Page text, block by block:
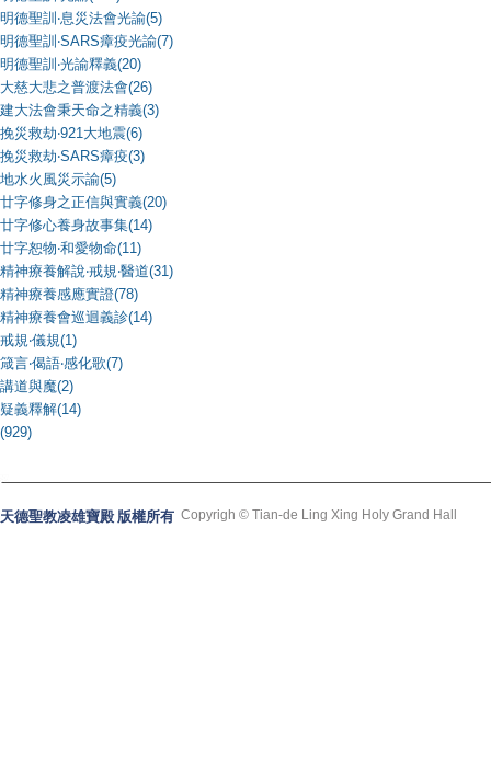
明德聖訓‧息災法會光諭(5)
明德聖訓‧SARS瘴疫光諭(7)
明德聖訓‧光諭釋義(20)
大慈大悲之普渡法會(26)
建大法會秉天命之精義(3)
挽災救劫‧921大地震(6)
挽災救劫‧SARS瘴疫(3)
地水火風災示諭(5)
廿字修身之正信與實義(20)
廿字修心養身故事集(14)
廿字恕物‧和愛物命(11)
精神療養解說‧戒規‧醫道(31)
精神療養感應實證(78)
精神療養會巡迴義診(14)
戒規‧儀規(1)
箴言‧偈語‧感化歌(7)
講道與魔(2)
疑義釋解(14)
(929)
天德聖教凌雄寶殿 版權所有 Copyrigh © Tian-de Ling Xing Holy Grand Hall